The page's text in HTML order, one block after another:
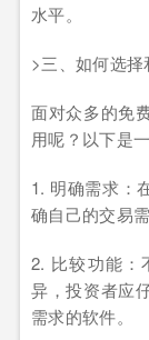
水平。
>三、如何选
面对众多的免
用呢？以下是
1. 明确需求：
确自己的交易
2. 比较功能：
异，投资者应
需求的软件。